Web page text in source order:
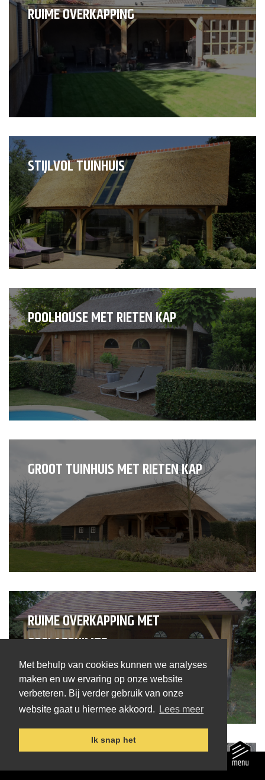
Met behulp van cookies kunnen we analyses
maken en uw ervaring op onze website
verbeteren. Bij verder gebruik van onze
website gaat u hiermee akkoord.
Lees meer
Ik snap het
RUIME OVERKAPPING
STIJLVOL TUINHUIS
POOLHOUSE MET RIETEN KAP
GROOT TUINHUIS MET RIETEN KAP
RUIME OVERKAPPING MET
OPSLAGRUIMTE
MODERN TUINHUIS